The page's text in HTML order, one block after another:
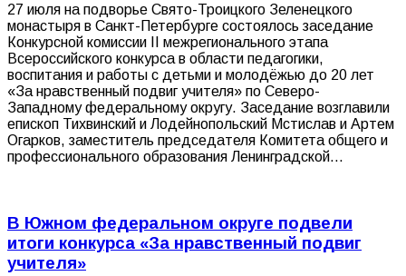
27 июля на подворье Свято-Троицкого Зеленецкого
монастыря в Санкт-Петербурге состоялось заседание
Конкурсной комиссии II межрегионального этапа
Всероссийского конкурса в области педагогики,
воспитания и работы с детьми и молодёжью до 20 лет
«За нравственный подвиг учителя» по Северо-
Западному федеральному округу. Заседание возглавили
епископ Тихвинский и Лодейнопольский Мстислав и Артем
Огарков, заместитель председателя Комитета общего и
профессионального образования Ленинградской…
В Южном федеральном округе подвели
итоги конкурса «За нравственный подвиг
учителя»